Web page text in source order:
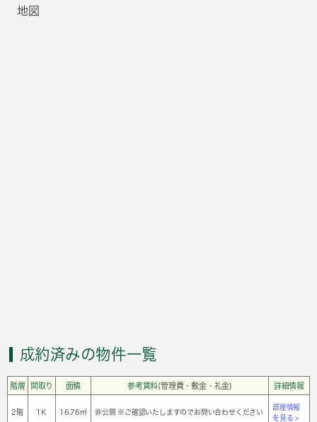
地図
成約済みの物件一覧
階層 間取り 面積 参考賃料(管理費・敷金・礼金) 詳細情報
2階 1Ｋ 16.76㎡ 非公開 ※ご確認いたしますのでお問い合わせください
部屋情報
を見る >